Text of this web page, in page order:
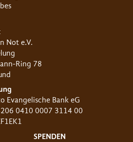
Not e.V.
Ring 78
Evangelische Bank eG
0410 0007 3114 00
SPENDEN